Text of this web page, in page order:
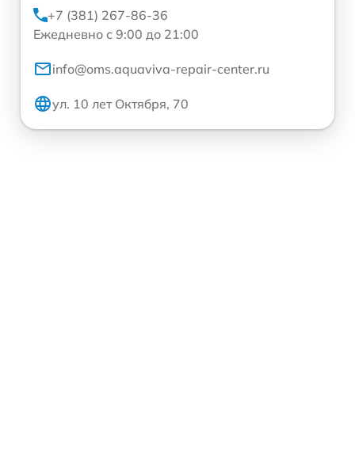
+7 (381) 267-86-36
Ежедневно с 9:00 до 21:00
info@oms.aquaviva-repair-center.ru
ул. 10 лет Октября, 70